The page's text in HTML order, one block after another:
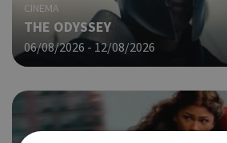
CINEMA
THE ODYSSEY
06/08/2026 - 12/08/2026